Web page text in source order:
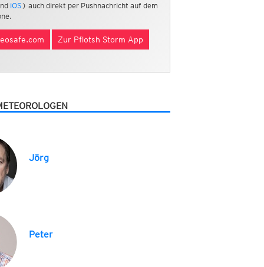
iOS ) auch direkt per Pushnachricht auf dem
Zur Pflotsh Storm App
Jörg
Peter